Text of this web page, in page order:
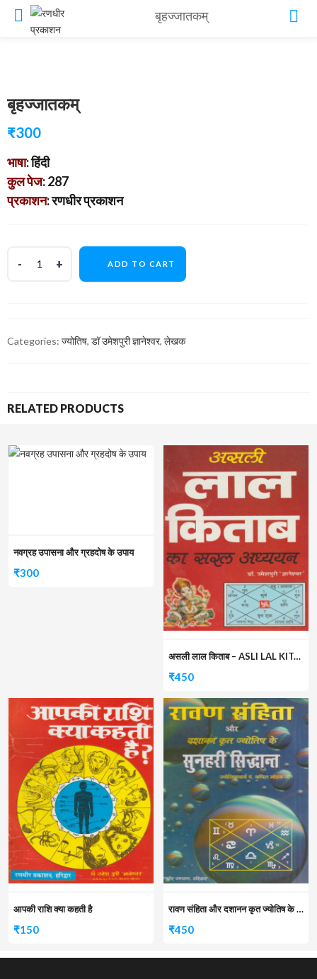
बृहज्जातकम्
बृहज्जातकम्
₹300
भाषा: हिंदी
कुल पेज: 287
प्रकाशन: रणधीर प्रकाशन
ADD TO CART
Categories: ज्योतिष, डॉ उमेशपुरी ज्ञानेश्वर, लेखक
RELATED PRODUCTS
नवग्रह उपासना और ग्रहदोष के उपाय
₹300
असली लाल किताब – ASLI LAL KITAB
₹450
आपकी राशि क्या कहती है
₹150
रावण संहिता और दशानन कृत ज्योतिष के सुनहरी सिद्धांत
₹450